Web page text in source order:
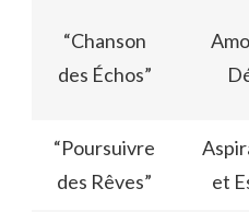
“Chanson
des Échos”
“Poursuivre
des Rêves”
et